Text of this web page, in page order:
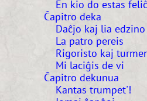
En kio do estas
Ĉapitro deka
Daĉjo kaj lia edzino
La patro pereis
Rigoristo kaj
Mi laciĝis de vi
Ĉapitro dekunua
Kantas trumpet'!